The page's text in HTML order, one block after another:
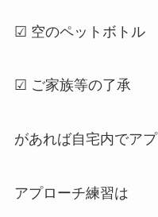
☑ 空のペットボトル
☑ ご家族等の了承
があれば自宅内でア
アプローチ練習は